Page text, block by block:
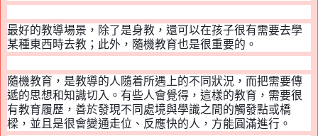
最好的教導場景，除了是身教，還可以在孩子很有需要去學
某種東西時去教 ； 此外，隨機教育也是很重要的。
隨機教育，是教導的人隨着所遇上的不同狀況，而把需要傳
遞的思想和知識切入。有些人會覺得，這樣的教育，需要很
有教育履歷，善於發現不同處境與學識之間的觸發點或橋
樑 ， 並且是很會變通走位 、 反應快的人，方能圓滿進行。